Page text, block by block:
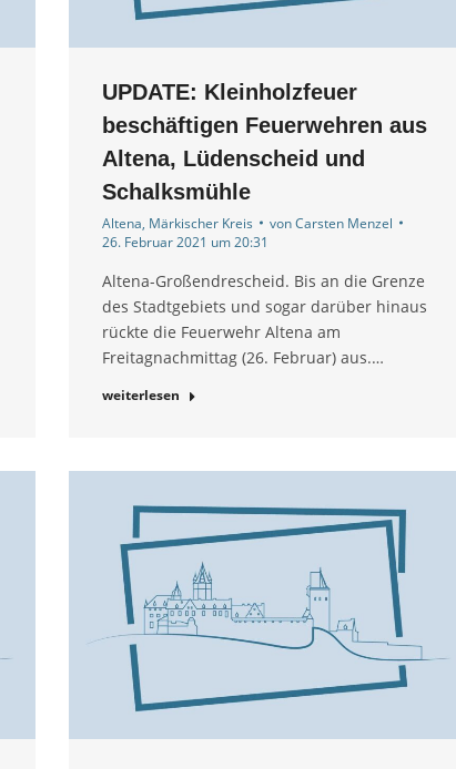
UPDATE: Kleinholzfeuer
beschäftigen Feuerwehren aus
Altena, Lüdenscheid und
Schalksmühle
Altena, Märkischer Kreis vonCarsten Menzel
26. Februar 2021 um 20:31
Altena-Großendrescheid. Bis an die Grenze
des Stadtgebiets und sogar darüber hinaus
rückte die Feuerwehr Altena am
Freitagnachmittag (26. Februar) aus.…
weiterlesen